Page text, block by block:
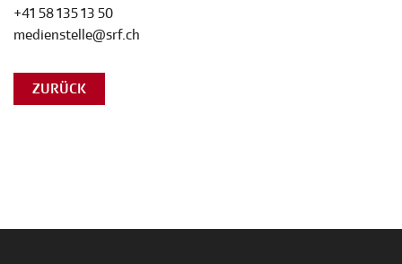
+41 58 135 13 50
medienstelle@srf.ch
ZURÜCK